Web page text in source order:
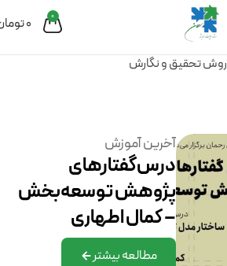
0
0
روش تحقیق و نگارش
آخرین آموزش
درس‌گفتارهای
پژوهش توسعه‌بخش
– کمال اطهاری
مطالعه بیشتر